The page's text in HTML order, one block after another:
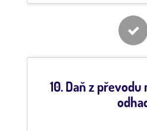
10. Daň z